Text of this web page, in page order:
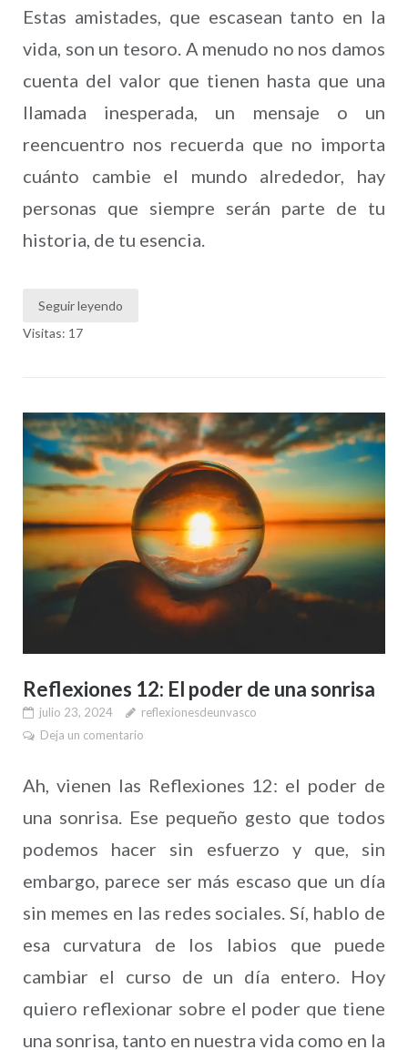
Estas amistades, que escasean tanto en la
vida, son un tesoro. A menudo no nos damos
cuenta del valor que tienen hasta que una
llamada inesperada, un mensaje o un
reencuentro nos recuerda que no importa
cuánto cambie el mundo alrededor, hay
personas que siempre serán parte de tu
historia, de tu esencia.
Seguir leyendo
Visitas: 17
Reflexiones 12: El poder de una sonrisa
julio 23, 2024
reflexionesdeunvasco
Deja un comentario
Ah, vienen las Reflexiones 12: el poder de
una sonrisa. Ese pequeño gesto que todos
podemos hacer sin esfuerzo y que, sin
embargo, parece ser más escaso que un día
sin memes en las redes sociales. Sí, hablo de
esa curvatura de los labios que puede
cambiar el curso de un día entero. Hoy
quiero reflexionar sobre el poder que tiene
una sonrisa, tanto en nuestra vida como en la